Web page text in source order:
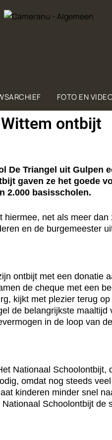
FOTO EN
ontbijt
De Triangel uit Gulpen
gaven ze het goede
2.000 basisscholen.
net als meer
en de burgemeester
ontbijt met een donatie
de cheque met een
kijkt met plezier terug
de belangrijkste
in de loop van
Nationaal Schoolontbijt,
omdat nog steeds
kinderen minder snel
Schoolontbijt de